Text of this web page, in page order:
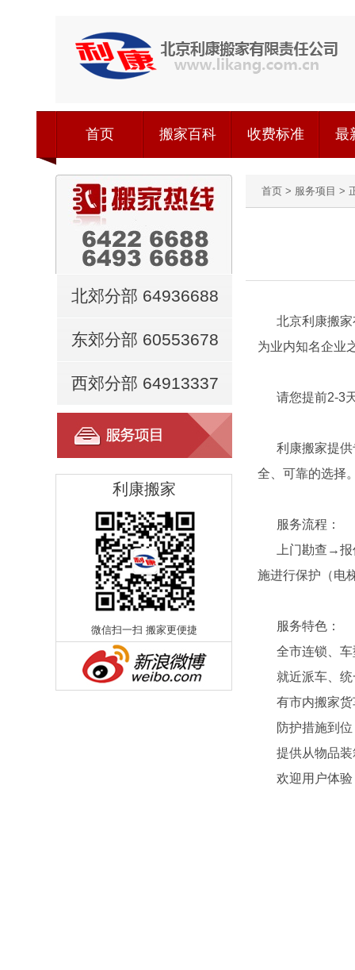
首页 搬家百科 收费标准 最
北郊分部 64936688
东郊分部 60553678
西郊分部 64913337
利康搬家
微信扫一扫 搬家更便捷
首页 > 服务项目 >
北京利康搬
为业内知名企业
请您提前2-3
利康搬家提
全、可靠的选择
服务流程：
上门勘查→
施进行保护（电
服务特色：
全市连锁、
就近派车、
有市内搬家
防护措施到
提供从物品
欢迎用户体